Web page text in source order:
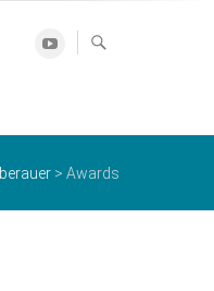
Youtube
> Awards